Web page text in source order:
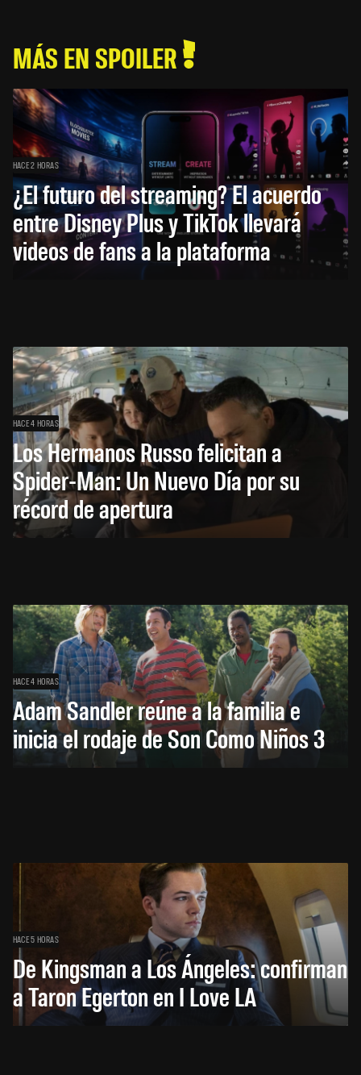
MÁS EN SPOILER
HACE 2 HORAS
¿El futuro del streaming? El acuerdo
entre Disney Plus y TikTok llevará
videos de fans a la plataforma
HACE 4 HORAS
Los Hermanos Russo felicitan a
Spider-Man: Un Nuevo Día por su
récord de apertura
HACE 4 HORAS
Adam Sandler reúne a la familia e
inicia el rodaje de Son Como Niños 3
HACE 5 HORAS
De Kingsman a Los Ángeles: confirman
a Taron Egerton en I Love LA